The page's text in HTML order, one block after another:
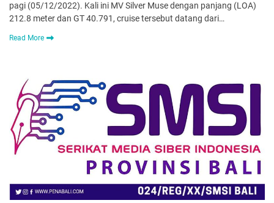
pagi (05/12/2022). Kali ini MV Silver Muse dengan panjang (LOA)
212.8 meter dan GT 40.791, cruise tersebut datang dari…
Read More